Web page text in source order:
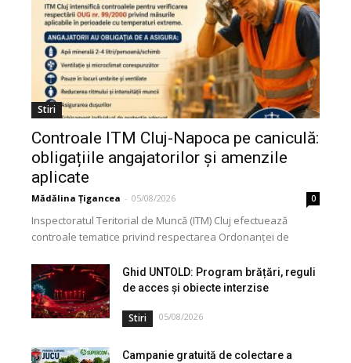
Stiri
Controale ITM Cluj-Napoca pe caniculă:
obligațiile angajatorilor și amenzile
aplicate
Mădălina Țigancea - 05/08/2026 0
Inspectoratul Teritorial de Muncă (ITM) Cluj efectuează
controale tematice privind respectarea Ordonanței de
angajatorii aplică măsurile...Ghid UNTOLD: Program brățări, reguli
de acces și obiecte interzise
Stiri 05/08/2026
Campanie gratuită de colectare a